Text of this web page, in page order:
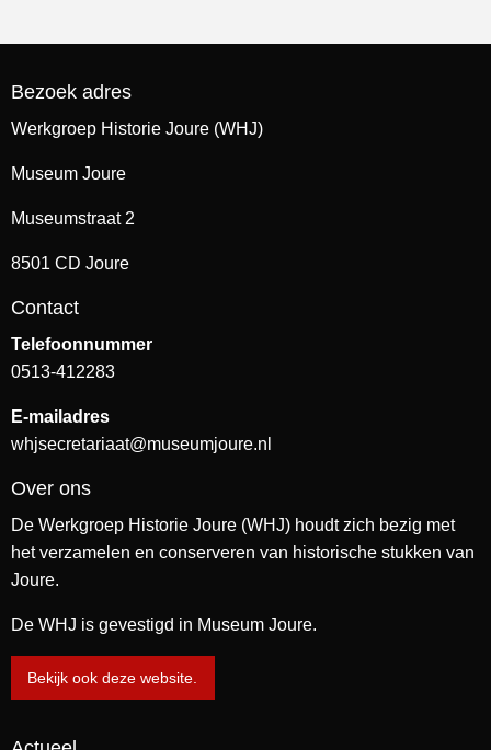
Bezoek adres
Werkgroep Historie Joure (WHJ)
Museum Joure
Museumstraat 2
8501 CD Joure
Contact
Telefoonnummer
0513-412283
E-mailadres
whjsecretariaat@museumjoure.nl
Over ons
De Werkgroep Historie Joure (WHJ) houdt zich bezig met
het verzamelen en conserveren van historische stukken van
Joure.
De WHJ is gevestigd in Museum Joure.
Bekijk ook deze website.